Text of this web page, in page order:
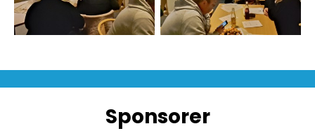
Sponsorer